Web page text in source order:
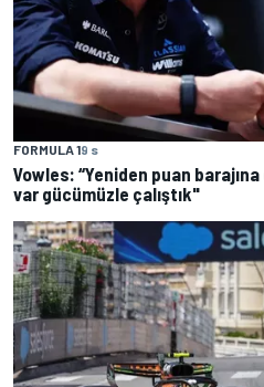
FORMULA 19 s
Vowles: “Yeniden puan
var gücümüzle çalıştık"